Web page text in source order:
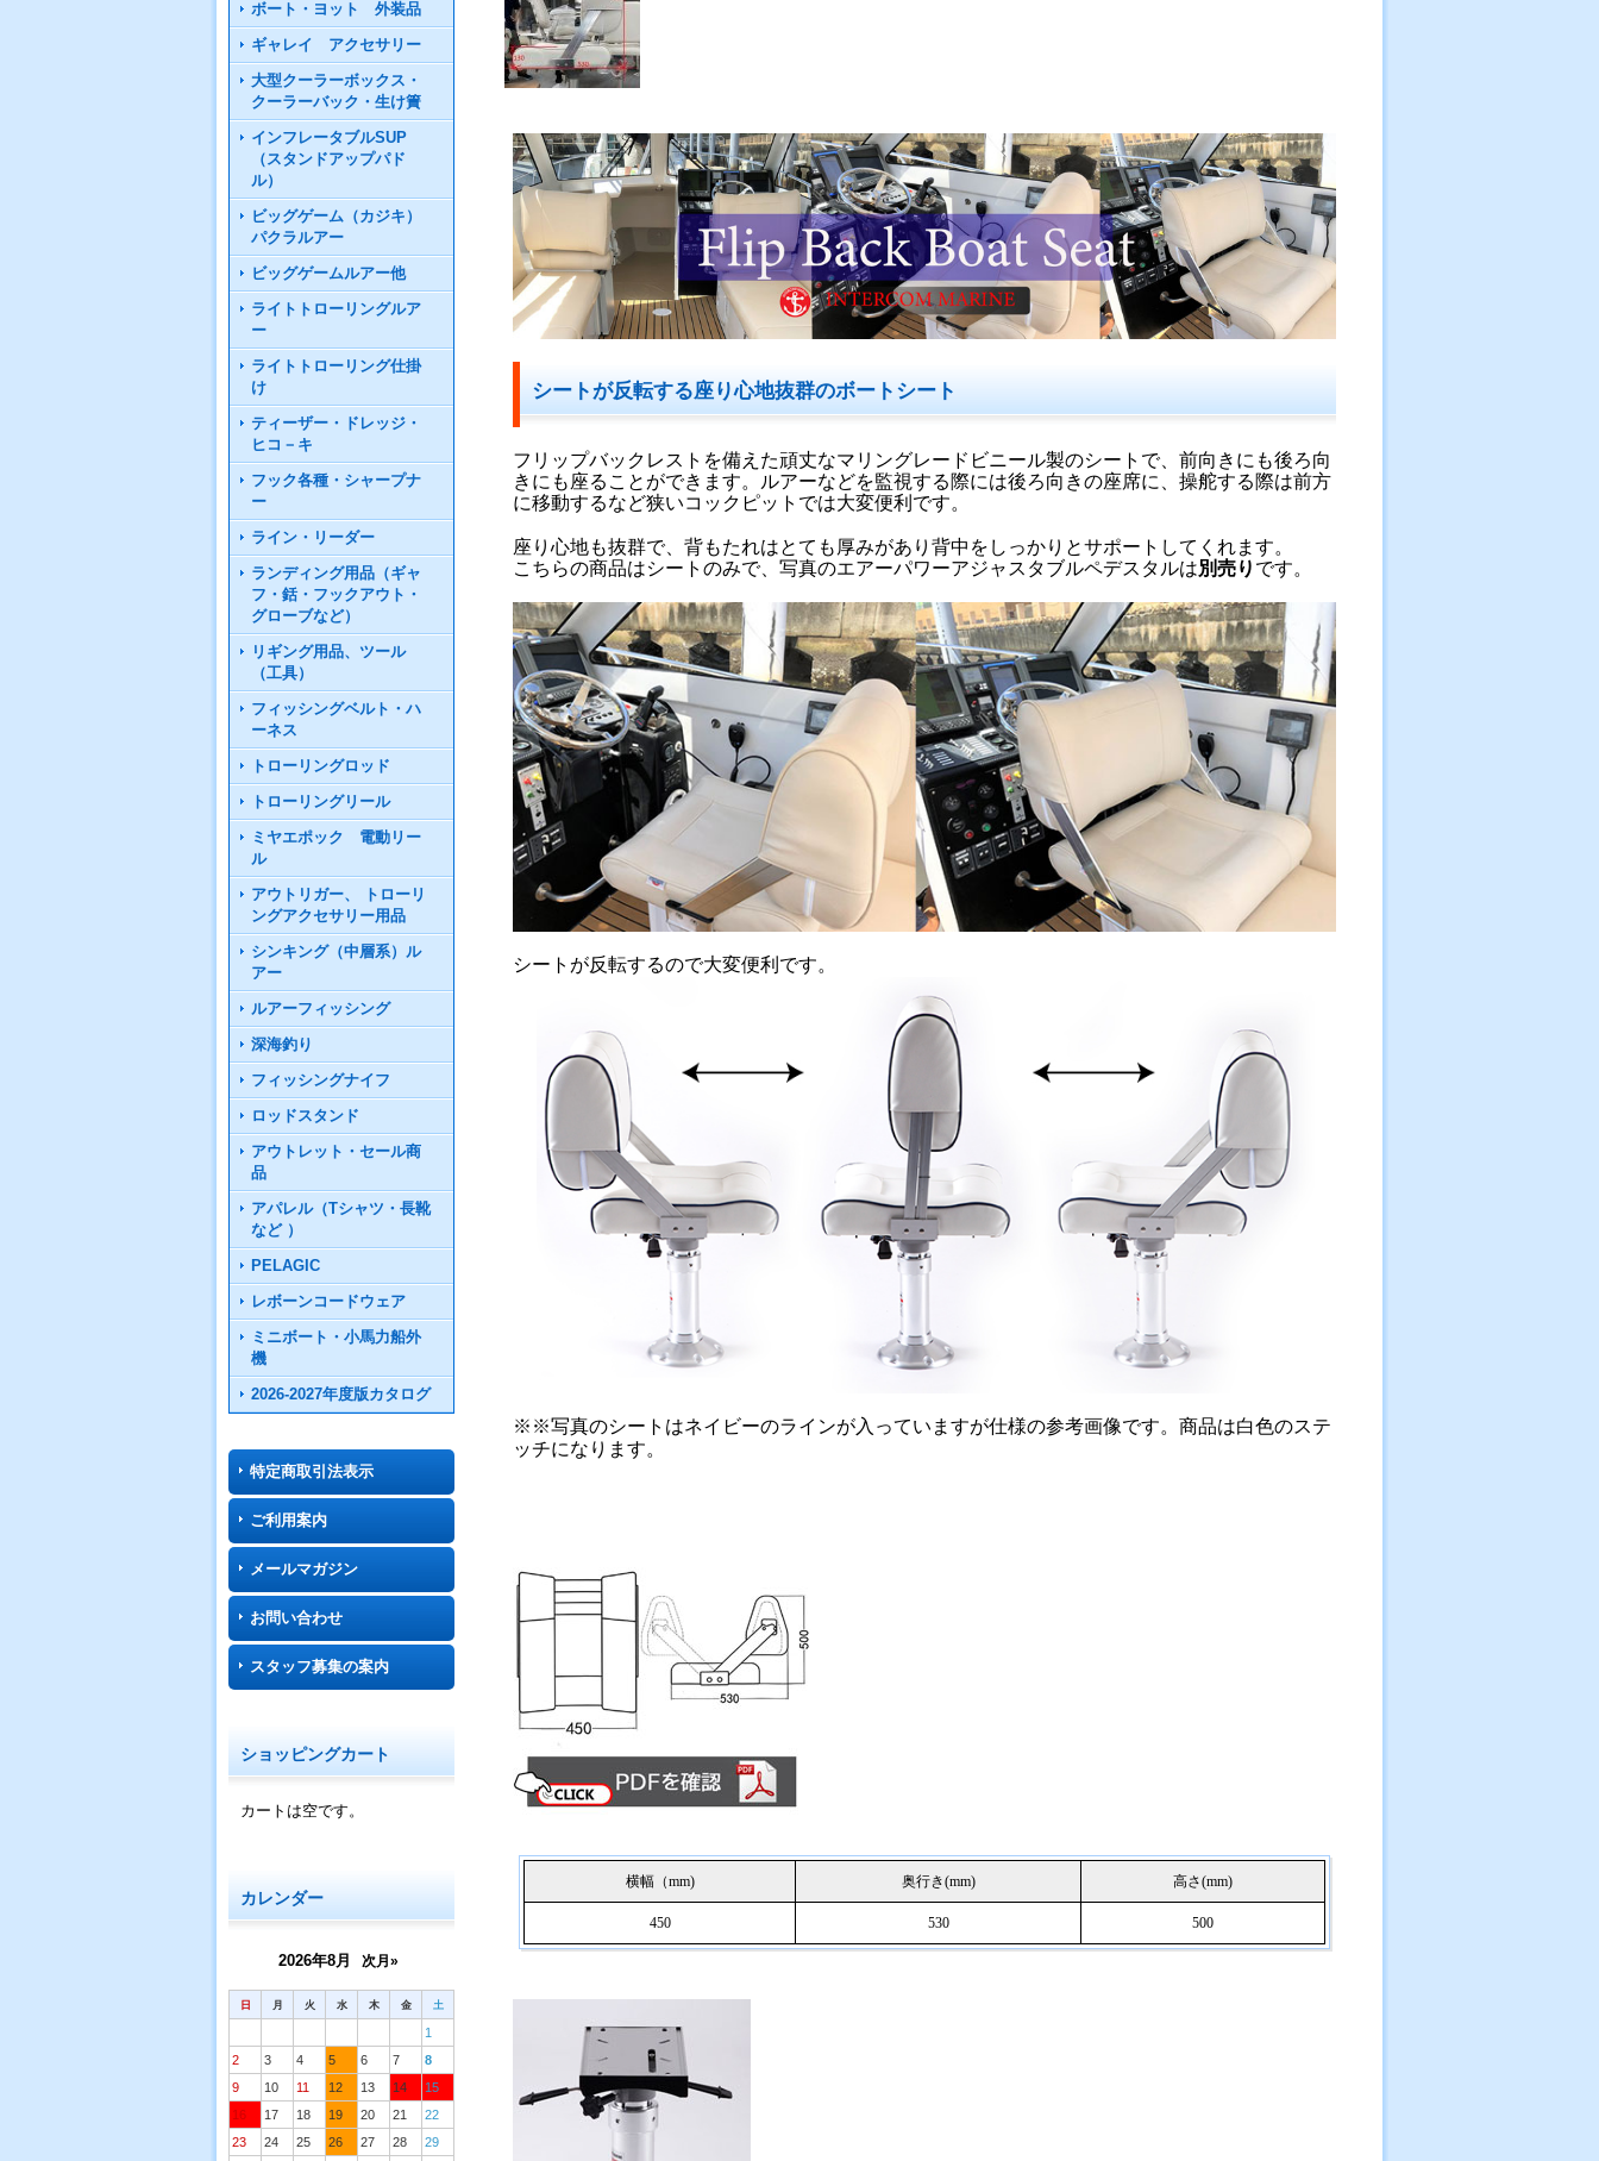
ボート・ヨット 外装品
ギャレイ アクセサリー
大型クーラーボックス・
クーラーバック・生け簀
インフレータブルSUP
（スタンドアップパド
ル）
ビッグゲーム（カジキ）
パクラルアー
ビッグゲームルアー他
ライトトローリングルア
ー
ライトトローリング仕掛
け
ティーザー・ドレッジ・
ヒコ－キ
フック各種・シャープナ
ー
ライン・リーダー
ランディング用品（ギャ
フ・銛・フックアウト・
グローブなど）
リギング用品、ツール
（工具）
フィッシングベルト・ハ
ーネス
トローリングロッド
トローリングリール
ミヤエポック 電動リー
ル
アウトリガー、 トローリ
ングアクセサリー用品
シンキング（中層系）ル
アー
ルアーフィッシング
深海釣り
フィッシングナイフ
ロッドスタンド
アウトレット・セール商
品
アパレル（Tシャツ・長靴
など ）
PELAGIC
レボーンコードウェア
ミニボート・小馬力船外
機
2026-2027年度版カタログ
特定商取引法表示
ご利用案内
メールマガジン
お問い合わせ
スタッフ募集の案内
ショッピングカート
カートは空です。
カレンダー
2026年8月 次月»
日 月 火 水 木 金 土
1
2
3 4 5 6 7
8
9
10 11 12 13 14
15
16
17 18 19 20 21
22
23
24 25 26 27 28
29
シートが反転する座り心地抜群のボートシート
フリップバックレストを備えた頑丈なマリングレードビニール製のシートで、前向きにも後ろ向
きにも座ることができます。ルアーなどを監視する際には後ろ向きの座席に、操舵する際は前方
に移動するなど狭いコックピットでは大変便利です。
座り心地も抜群で、背もたれはとても厚みがあり背中をしっかりとサポートしてくれます。
こちらの商品はシートのみで、写真のエアーパワーアジャスタブルペデスタルは別売り です。
シートが反転するので大変便利です。
※※写真のシートはネイビーのラインが入っていますが仕様の参考画像です。商品は白色のステ
ッチになります。
横幅（mm) 奥行き(mm) 高さ(mm)
450 530 500